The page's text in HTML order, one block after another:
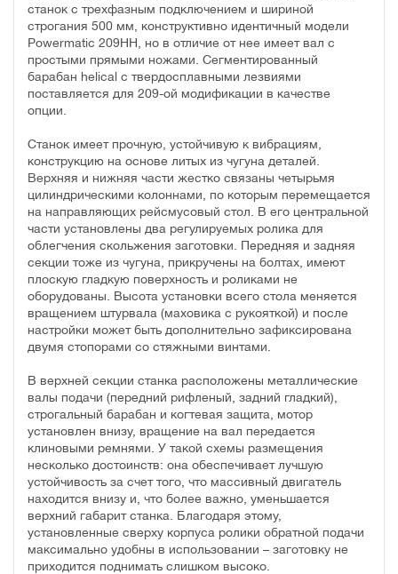
станок с трехфазным подключением и шириной
строгания 500 мм, конструктивно идентичный модели
Powermatic 209HH, но в отличие от нее имеет вал с
простыми прямыми ножами. Сегментированный
барабан helical с твердосплавными лезвиями
поставляется для 209-ой модификации в качестве
опции.
Станок имеет прочную, устойчивую к вибрациям,
конструкцию на основе литых из чугуна деталей.
Верхняя и нижняя части жестко связаны четырьмя
цилиндрическими колоннами, по которым перемещается
на направляющих рейсмусовый стол. В его центральной
части установлены два регулируемых ролика для
облегчения скольжения заготовки. Передняя и задняя
секции тоже из чугуна, прикручены на болтах, имеют
плоскую гладкую поверхность и роликами не
оборудованы. Высота установки всего стола меняется
вращением штурвала (маховика с рукояткой) и после
настройки может быть дополнительно зафиксирована
двумя стопорами со стяжными винтами.
В верхней секции станка расположены металлические
валы подачи (передний рифленый, задний гладкий),
строгальный барабан и когтевая защита, мотор
установлен внизу, вращение на вал передается
клиновыми ремнями. У такой схемы размещения
несколько достоинств: она обеспечивает лучшую
устойчивость за счет того, что массивный двигатель
находится внизу и, что более важно, уменьшается
верхний габарит станка. Благодаря этому,
установленные сверху корпуса ролики обратной подачи
максимально удобны в использовании – заготовку не
приходится поднимать слишком высоко.